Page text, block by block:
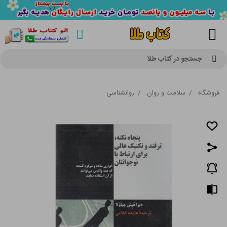
جستجو در کتاب طلا
فروشگاه / سلامت و روان / روانشناسی